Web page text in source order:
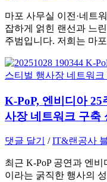
마포 사무실 이전·네트
잡하게 얽힌 랜선과 느
주범입니다. 저희는 마
K-PoP, 엔비디아
사장 네트워크 구축
댓글 달기 /IT&랜공사
최근 K-PoP 공연과 엔
이라는 굵직한 행사의